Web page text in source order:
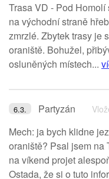
Trasa VD - Pod
na východní straně
zmrzlé. Zbytek trasy je
oraniště. Bohužel,
osluněných místech...
6.3. Partyzán
Mech: ja bych klidne
oraniště? Psal jsem na
na víkend projet
Ostada, že si o tuto